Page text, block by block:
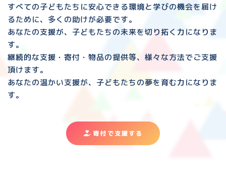
すべての子どもたちに安心できる環境と 学びの機会を届け
るために、多くの助けが必要です。
あなたの支援が、子どもたちの未来を切り拓く力になりま
す。
継続的な支援・寄付・物品の提供等、様々な方法でご支援
頂けます。
あなたの温かい支援が、子どもたちの夢を育む力になりま
す。
寄付で支援する